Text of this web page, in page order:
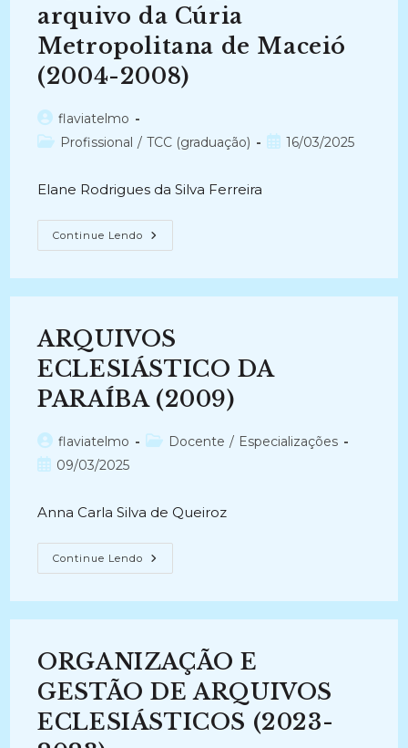
arquivo da Cúria
Metropolitana de Maceió
(2004-2008)
Autor
do
flaviatelmo
Categoria
Profissional / TCC (graduação)
Post16/03/2025
Elane Rodrigues da Silva Ferreira
Continue Lendo PRESERVAÇÃO
DA
Estudo
Dos
Registros
Paroquiais
Do
Arquivo
Da
Cúria
De
Maceió
ARQUIVOS
ECLESIÁSTICO DA
PARAÍBA (2009)
Autor
do
flaviatelmo
Categoria
Docente / Especializações
Post09/03/2025
Anna Carla Silva de Queiroz
Continue Lendo ARQUIVOS
ECLESIÁSTICO
ORGANIZAÇÃO E
GESTÃO DE ARQUIVOS
ECLESIÁSTICOS (2023-